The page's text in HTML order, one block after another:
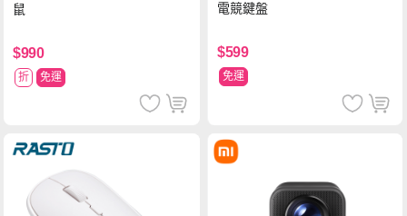
鼠
$990
折 免運
電競鍵盤
$599
免運